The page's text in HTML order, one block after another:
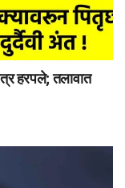
हरपले; तलावात